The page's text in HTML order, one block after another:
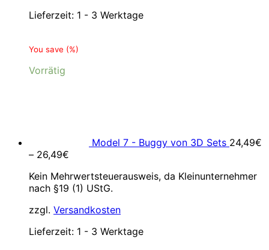
Lieferzeit: 1 - 3 Werktage
You save (%)
Vorrätig
Model 7 - Buggy von 3D Sets 24,49€
– 26,49€
Kein Mehrwertsteuerausweis, da Kleinunternehmer
nach §19 (1) UStG.
zzgl. Versandkosten
Lieferzeit: 1 - 3 Werktage